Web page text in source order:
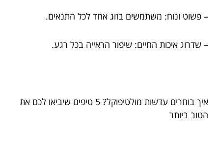
– פשוט ונוח: משתמשים בזוג אחד לכל התנאים.
– שדרוג איכות החיים: שיפור הראייה בכל רגע.
איך בוחרים עדשות מולטיפוקל? 5 טיפים שיביאו לכם את
הטוב ביותר